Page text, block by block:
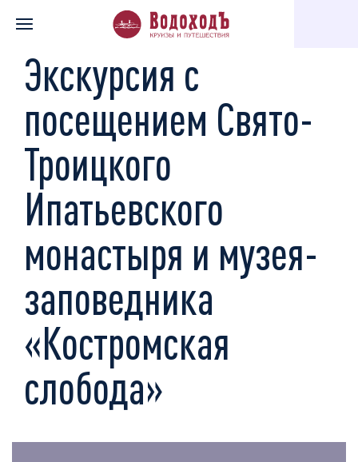
Главная Каталог экскурсий По святым местам
Экскурсия с
посещением Свято-
Троицкого
Ипатьевского
монастыря и музея-
заповедника
«Костромская
слобода»